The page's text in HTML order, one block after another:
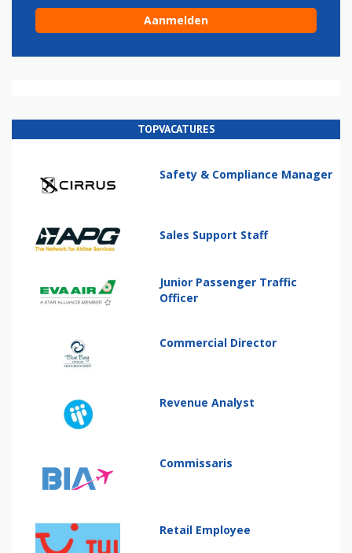
TOPVACATURES
Safety & Compliance Manager
Sales Support Staff
Junior Passenger Traffic
Officer
Commercial Director
Revenue Analyst
Commissaris
Retail Employee